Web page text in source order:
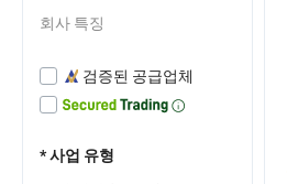
회사 특징
검증된 공급업체
* 사업 유형